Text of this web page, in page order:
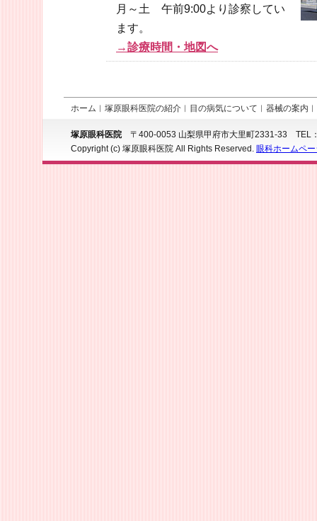
月～土 午前9:00より診察してい
ます。
→診療時間・地図へ
ホーム ︱ 塚原眼科医院の紹介 ︱ 目の病気について ︱ 器械の案内 ︱
塚原眼科医院 〒400-0053 山梨県甲府市大里町2331-33 TEL
Copyright (c) 塚原眼科医院 All Rights Reserved. 眼科ホームペ